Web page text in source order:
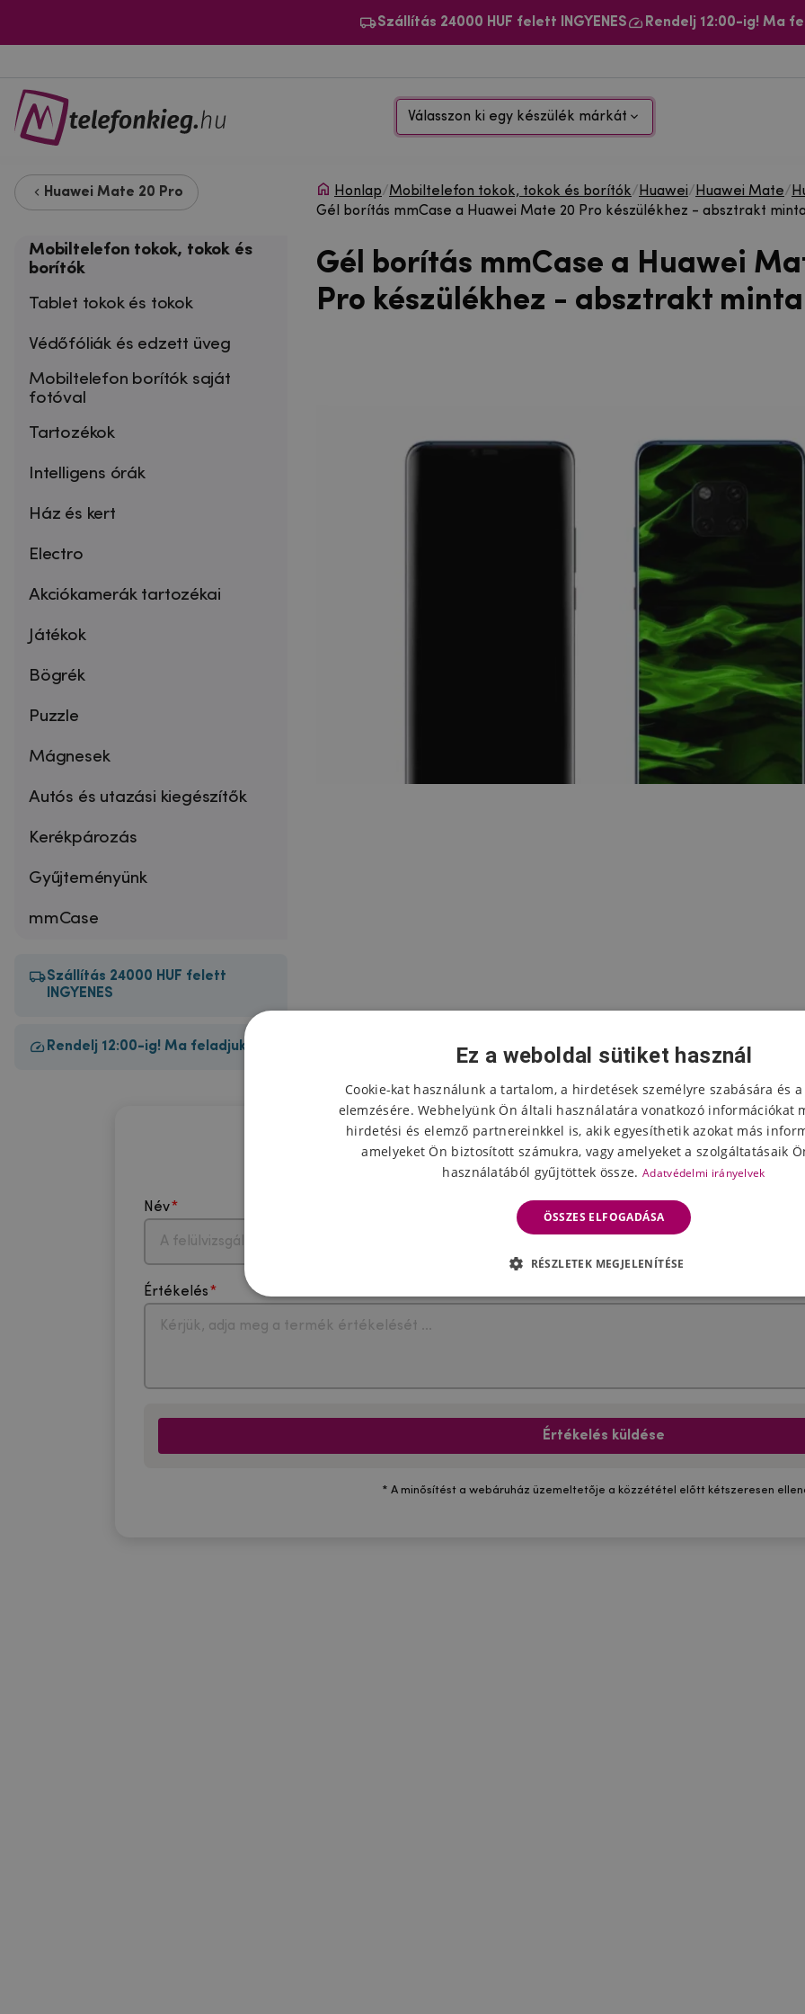
Szállítás 24000 HUF felett INGYENES Rendelj 12:00-ig! Ma
Válasszon ki egy készülék márkát
Huawei Mate 20 Pro
Mobiltelefon tokok, tokok és
borítók
Tablet tokok és tokok
Védőfóliák és edzett üveg
Mobiltelefon borítók saját
fotóval
Tartozékok
Intelligens órák
Ház és kert
Electro
Akciókamerák tartozékai
Játékok
Bögrék
Puzzle
Mágnesek
Autós és utazási kiegészítők
Kerékpározás
Gyűjteményünk
mmCase
Szállítás 24000 HUF felett
INGYENES
Rendelj 12:00-ig! Ma feladjuk!
Honlap/Mobiltelefon tokok, tokok és borítók/ Huawei/ Huawei Mate/
Gél borítás mmCase a Huawei Mate 20 Pro készülékhez - absztrakt minta
Gél borítás mmCase a Huawei
Pro készülékhez - absztrakt minta
A termék értékelése
Név Válassza ki a csillagok számát
Értékelés
Értékelés küldése
* A minősítést a webáruház üzemeltetője a közzététel előtt kétszeresen
Ez a weboldal sütiket használ
Cookie-kat használunk a tartalom, a hirdetések személyre szabására és
elemzésére. Webhelyünk Ön általi használatára vonatkozó információkat
hirdetési és elemző partnereinkkel is, akik egyesíthetik azokat más
amelyeket Ön biztosított számukra, vagy amelyeket a szolgáltatásaik
használatából gyűjtöttek össze. Adatvédelmi irányelvek
ÖSSZES ELFOGADÁSA
RÉSZLETEK MEGJELENÍTÉSE